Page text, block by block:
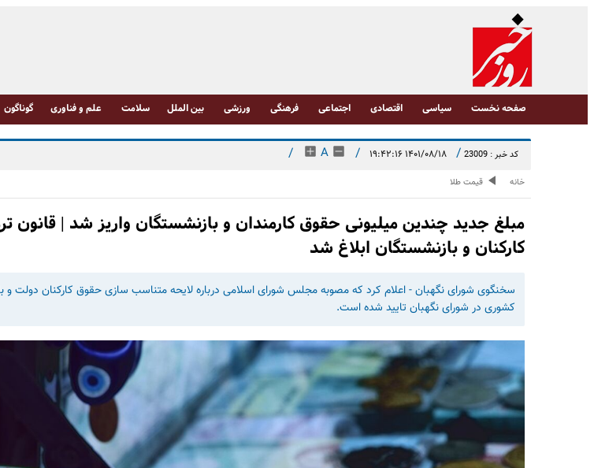
صفحه نخست سیاسی اقتصادی اجتماعی فرهنگی ورزشی بین الملل سلامت علم و فناوری گوناگون
کد خبر : 23009 / ۱۴۰۱/۰۸/۱۸ ۱۹:۴۲:۱۶ /
A
/
خانه قیمت طلا
مبلغ جدید چندین میلیونی حقوق کارمندان و بازنشستگان واریز شد | قانون
کارکنان و بازنشستگان ابلاغ شد
سخنگوی شورای نگهبان - اعلام کرد که مصوبه مجلس شورای اسلامی درباره لایحه متناسب سازی حقوق کارکنان دولت و
کشوری در شورای نگهبان تایید شده است.